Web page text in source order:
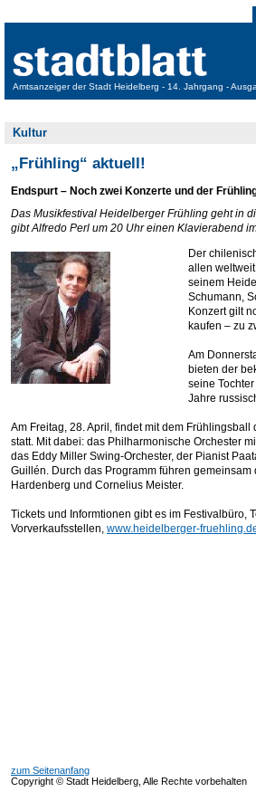
Amtsanzeiger der Stadt Heidelberg - 14. Jahrgang -
Kultur
„Frühling“ aktuell!
Endspurt – Noch zwei Konzerte und der
Das Musikfestival Heidelberger Frühling geht in
gibt Alfredo Perl um 20 Uhr einen Klavierabend
Der
allen
seinem
Schumann,
Konzert gilt
kaufen – zu
Am
bieten der
seine
Jahre
Am Freitag, 28. April, findet mit dem
statt. Mit dabei: das Philharmonische Orchester
das Eddy Miller Swing-Orchester, der Pianist
Guillén. Durch das Programm führen
Hardenberg und Cornelius Meister.
Tickets und Informtionen gibt es im Festivalbüro,
Vorverkaufsstellen, www.heidelberger-
zum Seitenanfang
Copyright © Stadt Heidelberg, Alle Rechte vorbehalten